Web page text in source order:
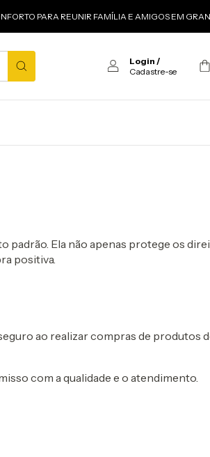
PARA REUNIR FAMÍLIA E AMIGOS EM
Login /
Cadastre-se
padrão. Ela não apenas protege os
positiva.
ao realizar compras de produtos
com a qualidade e o atendimento.